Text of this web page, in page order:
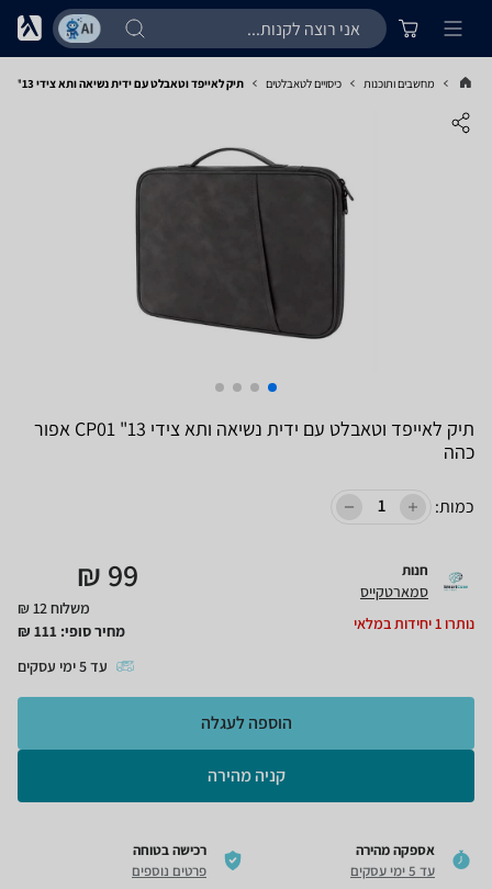
מחשבים ותוכנות כיסויים לטאבלטים תיק לאייפד וטאבלט עם ידית נשיאה ותא צידי 13" CP01 אפור כהה
תיק לאייפד וטאבלט עם ידית נשיאה ותא צידי 13" CP01 אפור
כהה
כמות:
חנות
סמארטקייס
נותרו1יחידות במלאי
99
₪
משלוח 12 ₪
מחיר סופי: 111
₪
עד5ימי עסקים
קניה מהירה
הוספה לעגלה
אספקה מהירה
עד 5 ימי עסקים
רכישה בטוחה
פרטים נוספים